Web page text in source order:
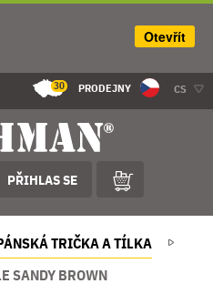
30 PRODEJNY CS
PŘIHLAS SE
TRIČKA A TÍLKA
SANDY BROWN
Otevřít